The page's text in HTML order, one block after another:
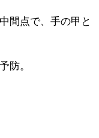
間点で、手の甲と
防。